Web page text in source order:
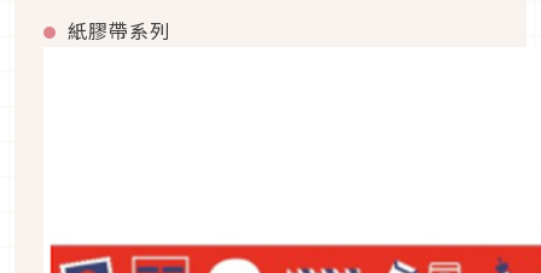
紙膠帶系列